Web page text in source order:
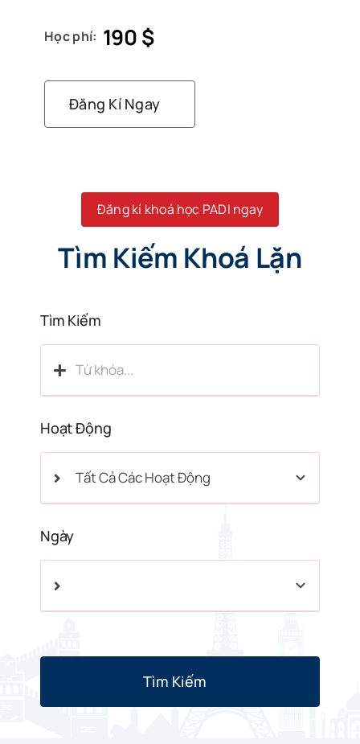
Học phí: 190$
Đăng Kí Ngay
Đăng kí khoá học PADI ngay
Tìm Kiếm Khoá Lặn
Tìm Kiếm
Hoạt Động
Ngày
Tìm Kiếm